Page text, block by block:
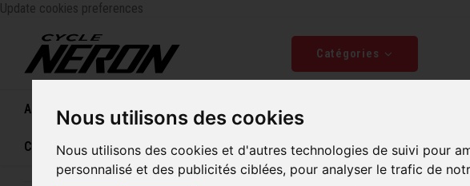
Nous utilisons des cookies
Nous utilisons des cookies et d'autres technologies de suivi pour
personnalisé et des publicités ciblées, pour analyser le trafic de
Update cookies preferences
Catégories
Accueil Vélos Souliers Casques
Carte cadeau